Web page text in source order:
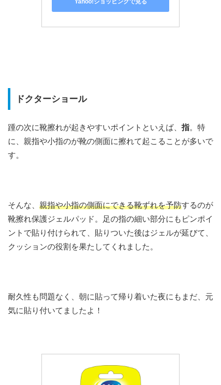
Yahoo!ショッピングで見る
ドクターショール
踵の次に靴擦れが起きやすいポイントといえば、 指。特
に、親指や小指のが靴の側面に擦れて起こることが多いで
す。
そんな、 親指や小指の側面にできる靴ずれを予防するのが
靴擦れ保護ジェルパッド。足の指の細い部分にもピンポイ
ントで貼り付けられて、貼りついた後はジェルが延びて、
クッションの役割を果たしてくれました。
耐久性も問題なく、朝に貼って帰り着いた夜にもまだ、元
気に貼り付いてましたよ！